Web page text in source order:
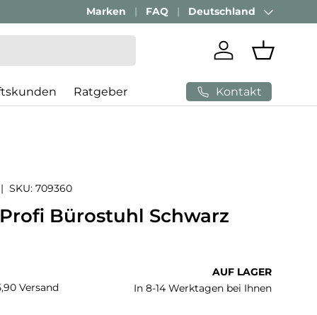
+ 49 (0) 881 924 521 22
Marken FAQ Land/Region
Deutschland
Einloggen
Ratgeber Kontakt
SKU: 709360
Profi Bürostuhl Schwarz
Versand
AUF LAGER
In 8-14 Werktagen bei Ihnen